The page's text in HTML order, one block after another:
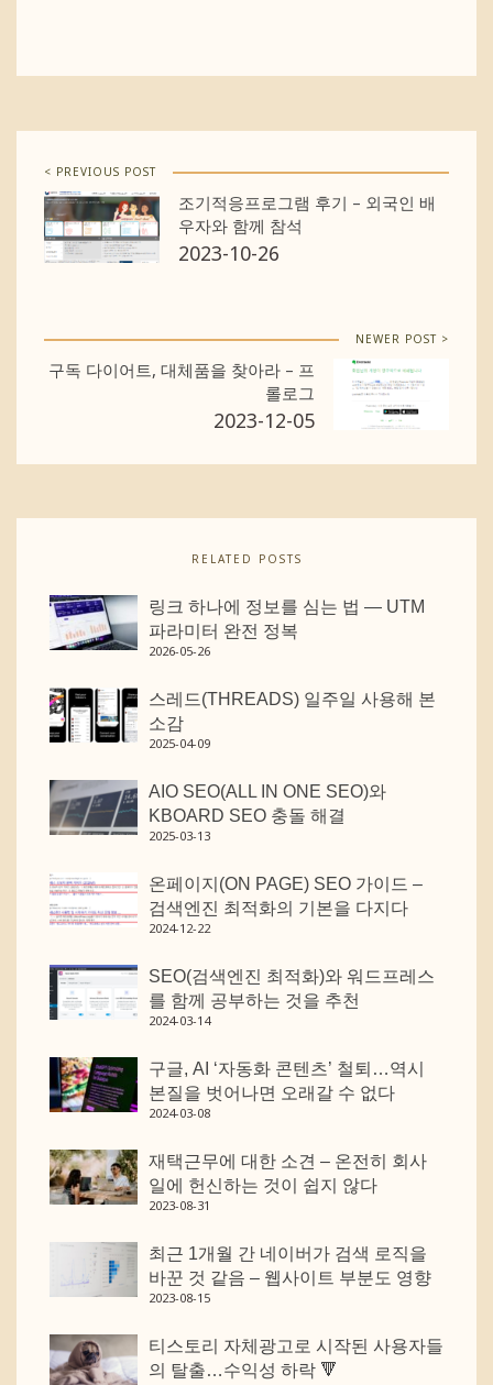
< PREVIOUS POST
조기적응프로그램 후기 – 외국인 배
우자와 함께 참석
2023-10-26
NEWER POST >
구독 다이어트, 대체품을 찾아라 – 프
롤로그
2023-12-05
RELATED POSTS
링크 하나에 정보를 심는 법 — UTM
파라미터 완전 정복
2026-05-26
스레드(THREADS) 일주일 사용해 본
소감
2025-04-09
AIO SEO(ALL IN ONE SEO)와
KBOARD SEO 충돌 해결
2025-03-13
온페이지(ON PAGE) SEO 가이드 –
검색엔진 최적화의 기본을 다지다
2024-12-22
SEO(검색엔진 최적화)와 워드프레스
를 함께 공부하는 것을 추천
2024-03-14
구글, AI ‘자동화 콘텐츠’ 철퇴…역시
본질을 벗어나면 오래갈 수 없다
2024-03-08
재택근무에 대한 소견 – 온전히 회사
일에 헌신하는 것이 쉽지 않다
2023-08-31
최근 1개월 간 네이버가 검색 로직을
바꾼 것 같음 – 웹사이트 부분도 영향
2023-08-15
티스토리 자체광고로 시작된 사용자들
의 탈출…수익성 하락 🔻